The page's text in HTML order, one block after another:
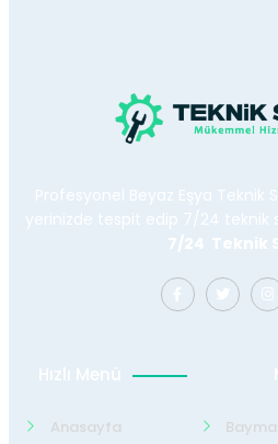
Profesyonel Beyaz Eşya Teknik
yerinizde tespit edip 7/24 teknik
7/24 Teknik
Hızlı Menü
Anasayfa